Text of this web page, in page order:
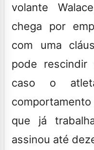
volante
chega por
com uma
pode rescindir
caso o
que já
assinou até